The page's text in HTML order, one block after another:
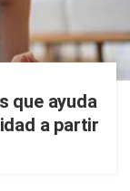
que ayuda
a partir